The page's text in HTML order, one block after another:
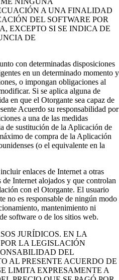
A UNA FINALIDAD
DEL SOFTWARE POR
EXCEPTO SI SE INDICA DE
DE
con determinadas disposiciones
en un determinado momento y
o impongan obligaciones al
Si se aplica alguna de
en que el Otorgante sea capaz de
Acuerdo su responsabilidad por
a una de las medidas
de sustitución de la Aplicación de
de compra de la Aplicación
(o el equivalente en la
enlaces de Internet a otras
Internet alojados y que controlan
con el Otorgante. El usuario
no es responsable de ningún modo
mantenimiento ni
software o de los sitios web.
JURÍDICOS. EN LA
LA LEGISLACIÓN
DEL
AL PRESENTE ACUERDO DE
LIMITA EXPRESAMENTE A